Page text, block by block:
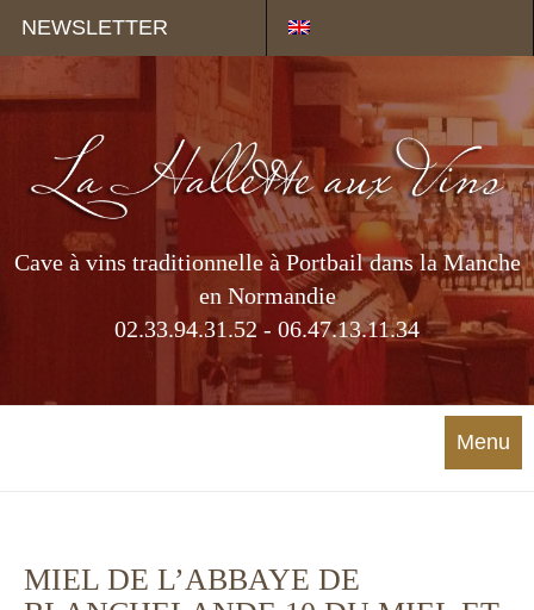
NEWSLETTER
Cave à vins traditionnelle à Portbail dans la Manche
en Normandie
02.33.94.31.52 - 06.47.13.11.34
Menu
MIEL DE L’ABBAYE DE
Panneau de gestion des cookies